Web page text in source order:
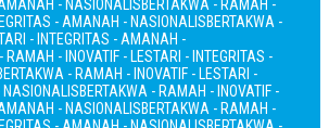
- NASIONALISBERTAKWA - RAMAH -
- AMANAH - NASIONALISBERTAKWA -
- INTEGRITAS - AMANAH -
RAMAH - INOVATIF - LESTARI - INTEGRITAS -
- RAMAH - INOVATIF - LESTARI -
NASIONALISBERTAKWA - RAMAH - INOVATIF -
- NASIONALISBERTAKWA - RAMAH -